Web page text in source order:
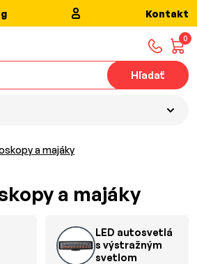
Kontakt
0
Hľadať
a majáky
a majáky
LED autosvetlá
s výstražným
svetlom